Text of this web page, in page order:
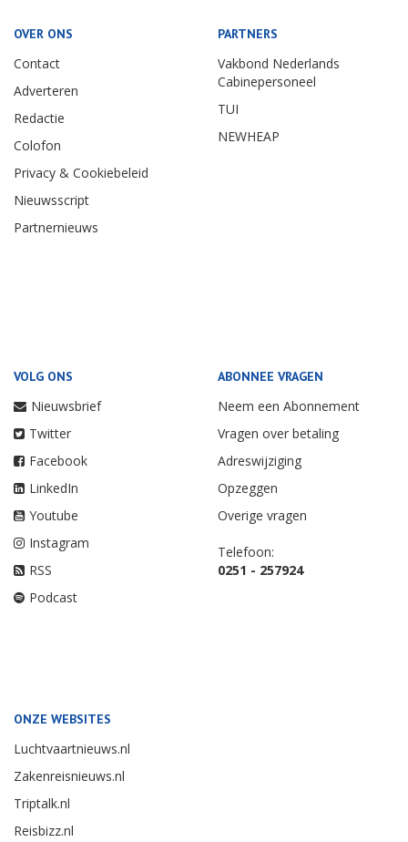
OVER ONS
Contact
Adverteren
Redactie
Colofon
Privacy & Cookiebeleid
Nieuwsscript
Partnernieuws
PARTNERS
Vakbond Nederlands
Cabinepersoneel
TUI
NEWHEAP
VOLG ONS
Nieuwsbrief
Twitter
Facebook
LinkedIn
Youtube
Instagram
RSS
Podcast
ABONNEE VRAGEN
Neem een Abonnement
Vragen over betaling
Adreswijziging
Opzeggen
Overige vragen
Telefoon:
0251 - 257924
ONZE WEBSITES
Luchtvaartnieuws.nl
Zakenreisnieuws.nl
Triptalk.nl
Reisbizz.nl